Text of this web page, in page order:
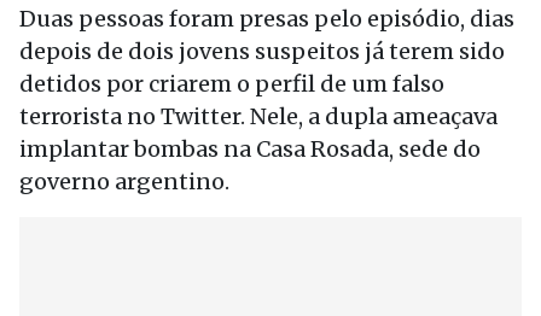
Duas pessoas foram presas pelo episódio, dias
depois de dois jovens suspeitos já terem sido
detidos por criarem o perfil de um falso
terrorista no Twitter. Nele, a dupla ameaçava
implantar bombas na Casa Rosada, sede do
governo argentino.